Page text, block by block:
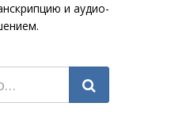
и аудио-